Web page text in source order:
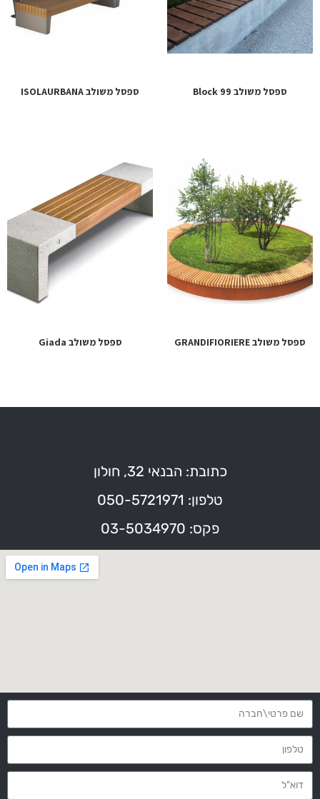
ספסל משולב Block 99 ספסל משולב ISOLAURBANA
ספסל משולב GRANDIFIORIERE ספסל משולב Giada
כתובת: הבנאי 32, חולון
טלפון: 050-5721971
פקס: 03-5034970